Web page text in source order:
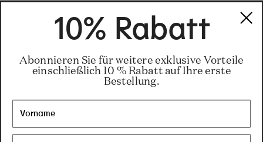
10% Rabatt
Abonnieren Sie für weitere exklusive Vorteile
einschließlich 10 % Rabatt auf Ihre erste
Bestellung.